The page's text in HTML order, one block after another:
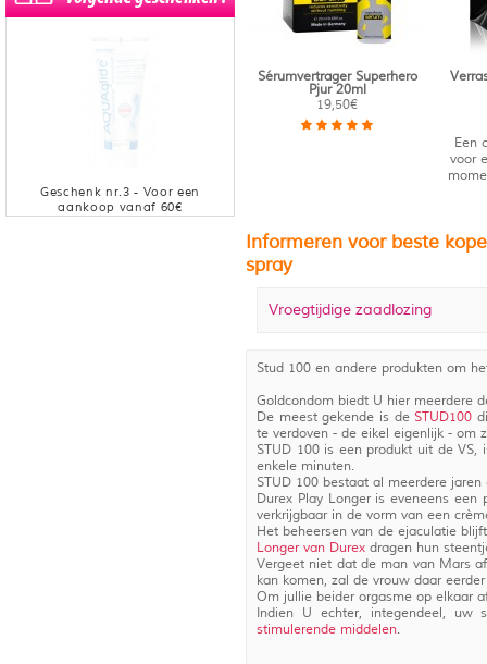
Sérumvertrager Superhero
Pjur 20ml
19,50€
Een
voor
Informeren voor beste
spray
Vroegtijdige zaadlozing
Stud 100 en andere produkten om
Goldcondom biedt U hier meerdere
De meest gekende is deSTUD100
te verdoven - de eikel eigenlijk - om
STUD 100 is een produkt uit de
enkele minuten.
STUD 100 bestaat al meerdere
Durex Play Longer is eveneens
verkrijgbaar in de vorm van een
Het beheersen van de ejaculatie
Longer van Durex dragen hun
Vergeet niet dat de man van Mars
kan komen, zal de vrouw daar
Om jullie beider orgasme op elkaar
Indien U echter, integendeel,
stimulerende middelen.
Geschenk nr.3 - Voor een
aankoop vanaf 60€